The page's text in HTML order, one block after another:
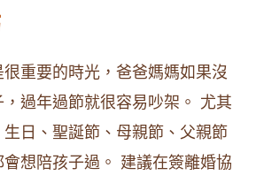
重要的時光，爸爸媽媽如果沒
過年過節就很容易吵架。 尤其
日、聖誕節、母親節、父親節
想陪孩子過。 建議在簽離婚協